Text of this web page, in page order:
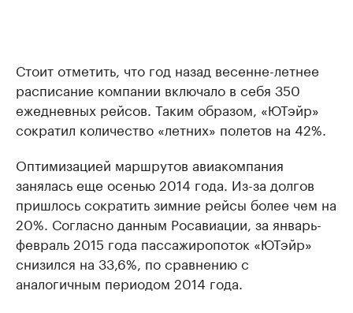
Стоит отметить, что год назад весенне-летнее
расписание компании включало в себя 350
ежедневных рейсов. Таким образом, «ЮТэйр»
сократил количество «летних» полетов на 42%.
Оптимизацией маршрутов авиакомпания
занялась еще осенью 2014 года. Из-за долгов
пришлось сократить зимние рейсы более чем на
20%. Согласно данным Росавиации, за январь-
февраль 2015 года пассажиропоток «ЮТэйр»
снизился на 33,6%, по сравнению с
аналогичным периодом 2014 года.